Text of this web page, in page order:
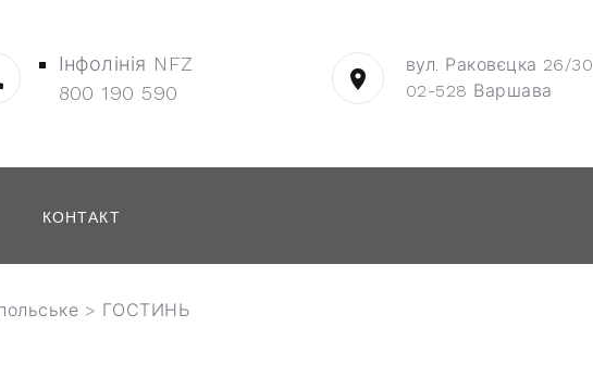
Інфолінія NFZ
800 190 590
вул. Раковєцка 26/30
02-528 Варшава
КОНТАКТ
> ГОСТИНЬ